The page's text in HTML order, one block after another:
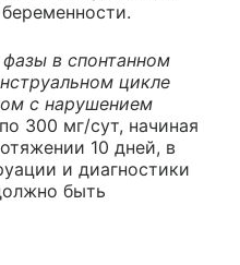
в спонтанном
цикле
с нарушением
по 300 мг/сут, начиная
10 дней, в
и диагностики
быть